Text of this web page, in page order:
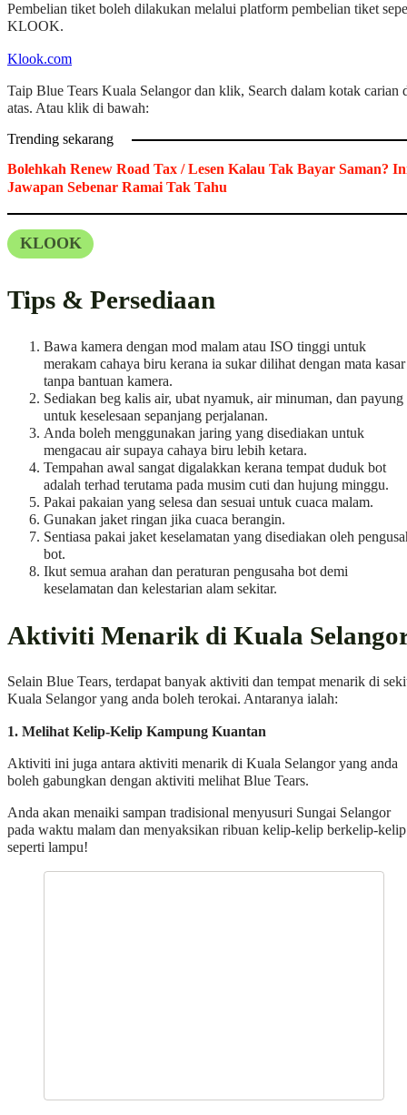
Pembelian tiket boleh dilakukan melalui platform pembelian tiket
KLOOK.
Klook.com
Taip Blue Tears Kuala Selangor dan klik, Search dalam kotak carian
atas. Atau klik di bawah:
Trending sekarang
Bolehkah Renew Road Tax / Lesen Kalau Tak Bayar Saman?
Jawapan Sebenar Ramai Tak Tahu
KLOOK
Tips & Persediaan
Bawa kamera dengan mod malam atau ISO tinggi untuk
merakam cahaya biru kerana ia sukar dilihat dengan mata kasar
tanpa bantuan kamera.
Sediakan beg kalis air, ubat nyamuk, air minuman, dan payung
untuk keselesaan sepanjang perjalanan.
Anda boleh menggunakan jaring yang disediakan untuk
mengacau air supaya cahaya biru lebih ketara.
Tempahan awal sangat digalakkan kerana tempat duduk bot
adalah terhad terutama pada musim cuti dan hujung minggu.
Pakai pakaian yang selesa dan sesuai untuk cuaca malam.
Gunakan jaket ringan jika cuaca berangin.
Sentiasa pakai jaket keselamatan yang disediakan oleh
bot.
Ikut semua arahan dan peraturan pengusaha bot demi
keselamatan dan kelestarian alam sekitar.
Aktiviti Menarik di Kuala
Selain Blue Tears, terdapat banyak aktiviti dan tempat menarik di
Kuala Selangor yang anda boleh terokai. Antaranya ialah:
1. Melihat Kelip-Kelip Kampung Kuantan
Aktiviti ini juga antara aktiviti menarik di Kuala Selangor yang anda
boleh gabungkan dengan aktiviti melihat Blue Tears.
Anda akan menaiki sampan tradisional menyusuri Sungai Selangor
pada waktu malam dan menyaksikan ribuan kelip-kelip berkelip-kelip
seperti lampu!